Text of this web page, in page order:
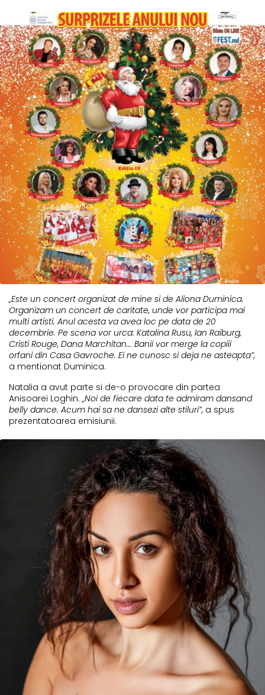
„Este un concert organizat de mine si de Aliona Duminica.
Organizam un concert de caritate, unde vor participa mai
multi artisti. Anul acesta va avea loc pe data de 20
decembrie. Pe scena vor urca: Katalina Rusu, Ian Raiburg,
Cristi Rouge, Dana Marchitan... Banii vor merge la copiii
orfani din Casa Gavroche. Ei ne cunosc si deja ne asteapta”,
a mentionat Duminica.
Natalia a avut parte si de-o provocare din partea
Anisoarei Loghin. „Noi de fiecare data te admiram dansand
belly dance. Acum hai sa ne dansezi alte stiluri”, a spus
prezentatoarea emisiunii.